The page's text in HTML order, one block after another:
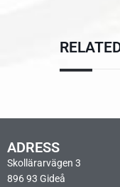
ADRESS
Skollärarvägen 3
896 93 Gideå